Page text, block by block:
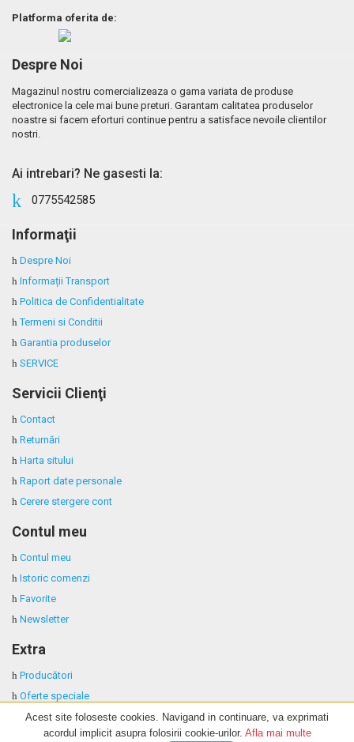
DISPLAY
Dimensiune punct
0.282 mm
Format display
Reproducere culori
Rezolutie
Tip display
Unghi maxim
Acest site foloseste cookies. Navigand in continuare, va exprimati
acordul implicit asupra folosirii cookie-urilor. Afla mai multe
Platforma oferita de:
Despre Noi
Magazinul nostru comercializeaza o gama variata de produse
electronice la cele mai bune preturi. Garantam calitatea produselor
noastre si facem eforturi continue pentru a satisface nevoile clientilor
nostri.
Ai intrebari? Ne gasesti la:
0775542585
Informaţii
Despre Noi
Informații Transport
Politica de Confidentialitate
Termeni si Conditii
Garantia produselor
SERVICE
Servicii Clienţi
Contact
Returnări
Harta sitului
Raport date personale
Cerere stergere cont
Contul meu
Contul meu
Istoric comenzi
Favorite
Newsletter
Extra
Producători
Oferte speciale